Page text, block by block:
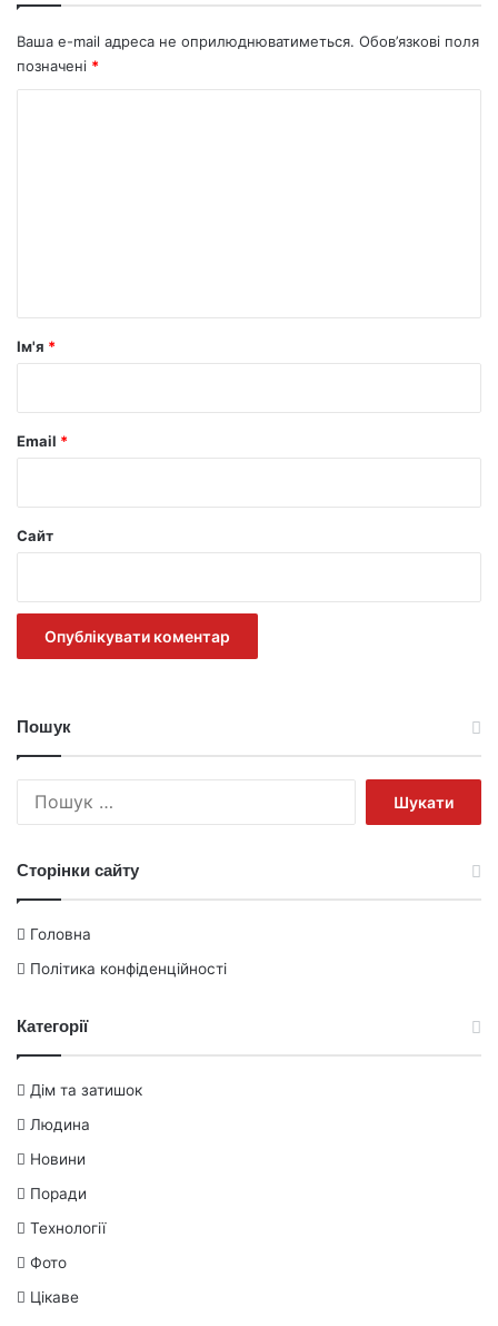
Ваша e-mail адреса не оприлюднюватиметься. Обов’язкові поля
позначені *
рІм'я *
Email *
Сайт
Пошук
Сторінки сайту
Головна
Політика конфіденційності
Категорії
Дім та затишок
Людина
Новини
Поради
Технології
Фото
Цікаве